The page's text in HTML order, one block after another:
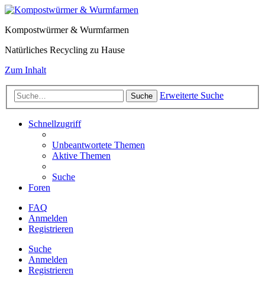
Kompostwürmer & Wurmfarmen
Natürliches Recycling zu Hause
Zum Inhalt
Suche Erweiterte Suche
Schnellzugriff
Unbeantwortete Themen
Aktive Themen
Suche
Foren
FAQ
Anmelden
Registrieren
Suche
Anmelden
Registrieren